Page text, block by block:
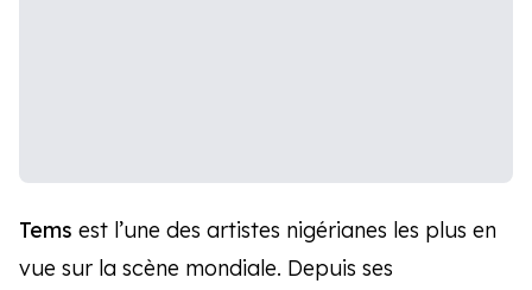
Tems est l’une des artistes nigérianes les plus en
vue sur la scène mondiale. Depuis ses